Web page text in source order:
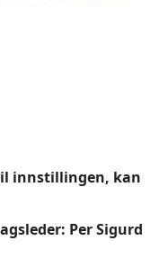
innstillingen, kan
Per Sigurd